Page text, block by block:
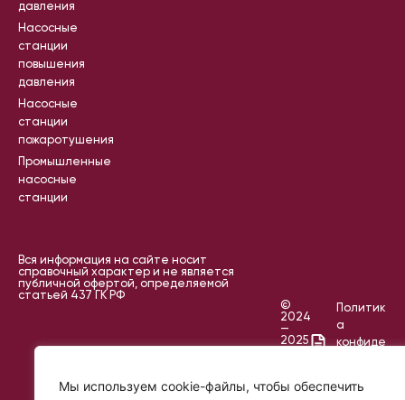
Мы используем cookie-файлы, чтобы обеспечить
давления
Насосные
станции
повышения
давления
Насосные
станции
пожаротушения
Промышленные
насосные
станции
Вся информация на сайте носит
справочный характер и не является
публичной офертой, определяемой
статьей 437 ГК РФ
©
2024
—
2025
Политик
а
конфиде
Пользов